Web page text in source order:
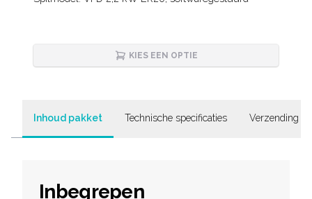
KIES EEN OPTIE
Inhoud pakket Technische specificaties Verzending &
Inbegrepen